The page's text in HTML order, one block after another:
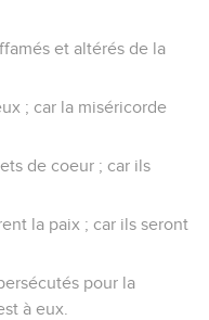
et altérés de la
; car la miséricorde
de coeur ; car ils
la paix ; car ils seront
pour la
à eux.